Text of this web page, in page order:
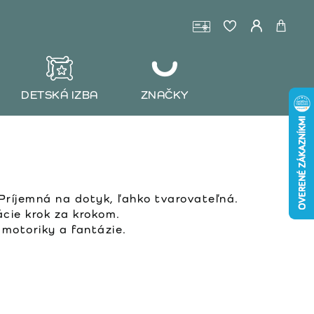
DETSKÁ IZBA ZNAČKY
na dotyk, ľahko tvarovateľná.
krok za krokom.
a fantázie.